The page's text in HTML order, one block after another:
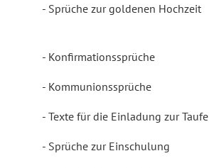
Sprüche zur goldenen Hochzeit
Konfirmationssprüche
Kommunionssprüche
Texte für die Einladung zur Taufe
Sprüche zur Einschulung